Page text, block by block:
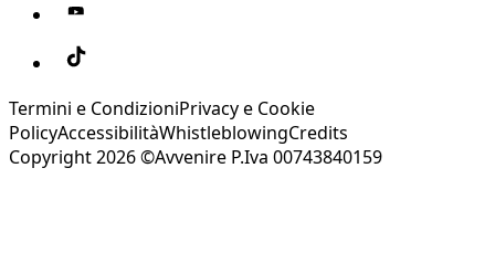
Termini e CondizioniPrivacy e Cookie
PolicyAccessibilitàWhistleblowingCredits
Copyright 2026 ©Avvenire P.Iva 00743840159